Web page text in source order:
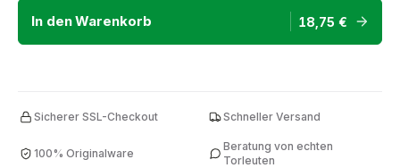
In den Warenkorb 18,75 €
Sicherer SSL-Checkout Schneller Versand
100% Originalware
Beratung von echten
Torleuten